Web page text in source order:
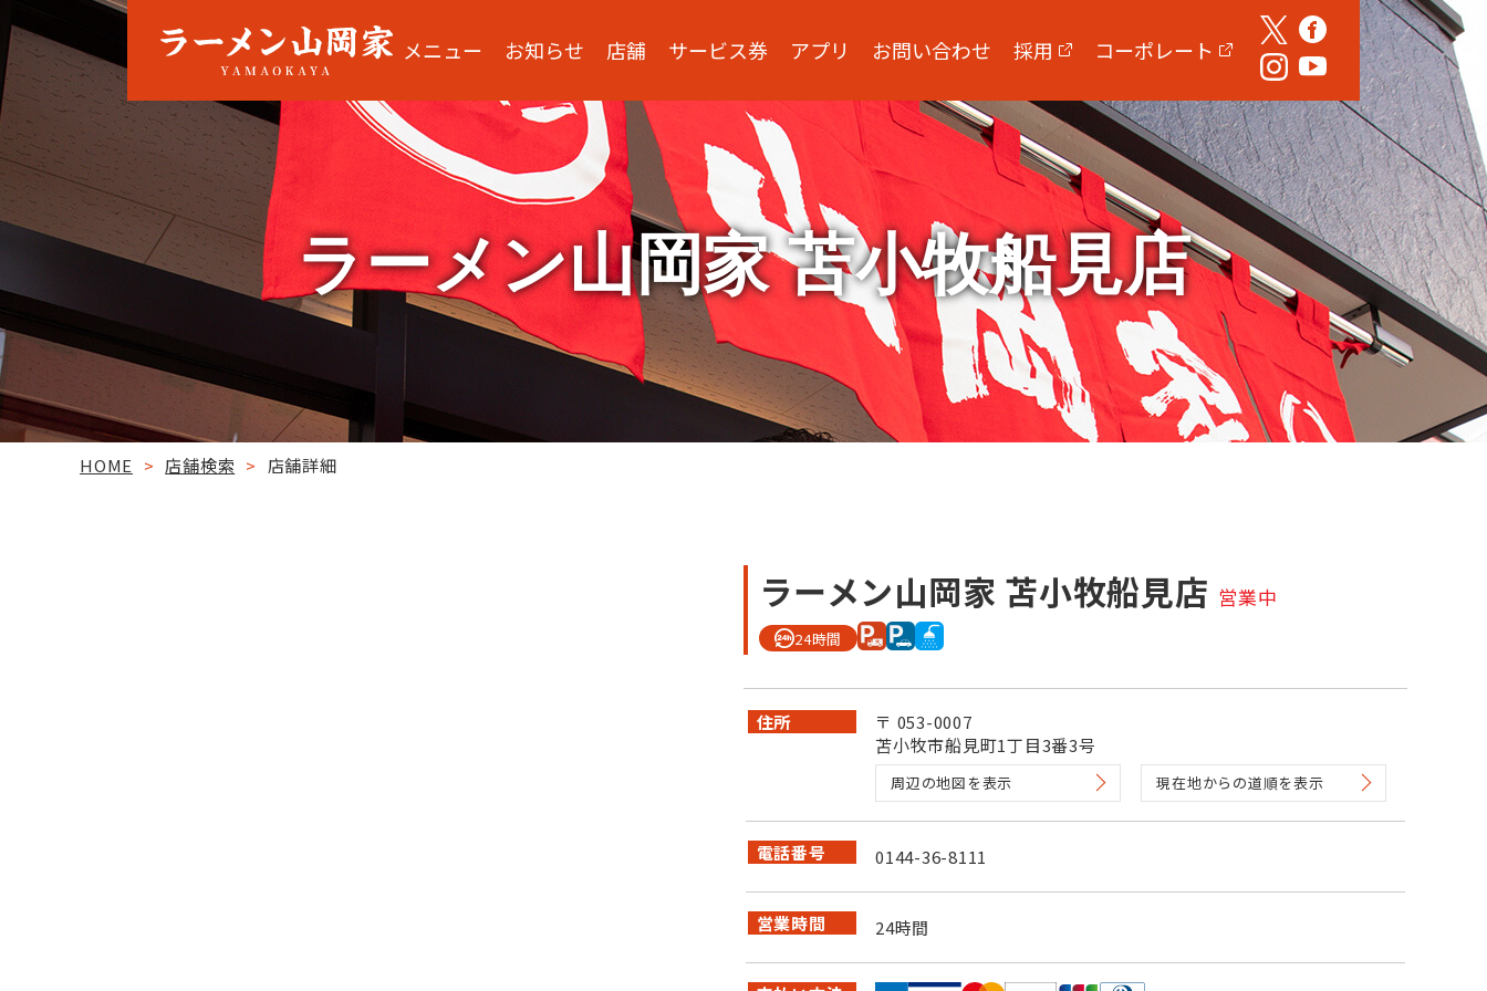
メニュー お知らせ 店舗 サービス券 アプリ お問い合わせ 採用 コーポレート
ラーメン山岡家 苫小牧船見店
HOME > 店舗検索 > 店舗詳細
ラーメン山岡家 苫小牧船見店 営業中
24時間
住所
〒 053-0007
苫小牧市船見町1丁目3番3号
周辺の地図を表示 現在地からの道順を表示
電話番号 0144-36-8111
営業時間 24時間